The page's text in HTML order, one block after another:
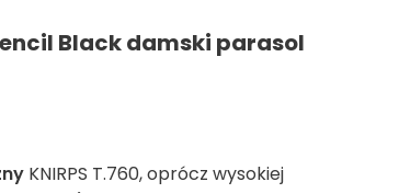
Black damski parasol
KNIRPS T.760, oprócz wysokiej